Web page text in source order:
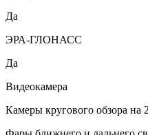
Да
ЭРА-ГЛОНАСС
Да
Видеокамера
Камеры кругового обзора на